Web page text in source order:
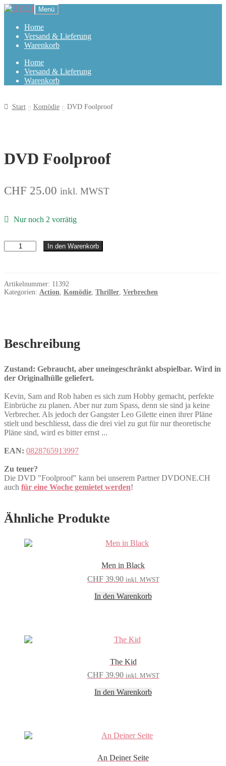
Zur
Navigation
springen
Zum
springen
Menü
Home
Versand & Lieferung
Warenkorb
Home
Versand & Lieferung
Warenkorb
Start Komödie DVD Foolproof
DVD Foolproof
CHF 25.00 inkl. MWST
Nur noch 2 vorrätig
Foolproof
Menge
In den Warenkorb
Artikelnummer: 11392
Kategorien: Action Komödie Thriller Verbrechen
Beschreibung
Zustand: Gebraucht, aber uneingeschränkt abspielbar. Wird in
der Originalhülle geliefert.
Kevin, Sam and Rob haben es sich zum Hobby gemacht, perfekte
Einbrüche zu planen. Aber nur zum Spass, denn sie sind ja keine
Verbrecher. Als jedoch der Gangster Leo Gilette einen ihrer Pläne
stielt und beschliesst, dass die drei viel zu gut für nur theoretische
Pläne sind, wird es bitter ernst ...
EAN: 0828765913997
Zu teuer?
Die DVD "Foolproof" kann bei unserem Partner DVDONE.CH
auch für eine Woche gemietet werden!
Ähnliche Produkte
Men in Black
CHF39.90 inkl. MWST
In den Warenkorb
The Kid
CHF39.90 inkl. MWST
In den Warenkorb
An Deiner Seite